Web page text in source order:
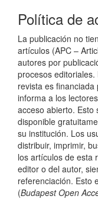
Política de
La publicación no
artículos (APC –
autores por
procesos
revista es
informa a los
acceso abierto. Esto
disponible
su institución. Los
distribuir, imprimir,
los artículos de esta
editor o del autor,
referenciación. Esto
(Budapest Open